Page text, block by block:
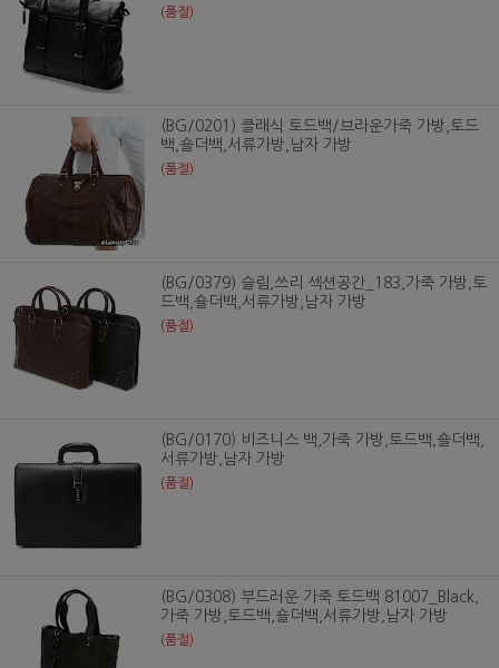
(품절)
(BG/0201) 클래식 토드백/브라운가죽 가방,토드
백,숄더백,서류가방,남자 가방
(품절)
(BG/0379) 슬림,쓰리 섹션공간_183,가죽 가방,토
드백,숄더백,서류가방,남자 가방
(품절)
(BG/0170) 비즈니스 백,가죽 가방,토드백,숄더백,
서류가방,남자 가방
(품절)
(BG/0308) 부드러운 가죽 토드백 81007_Black,
가죽 가방,토드백,숄더백,서류가방,남자 가방
(품절)